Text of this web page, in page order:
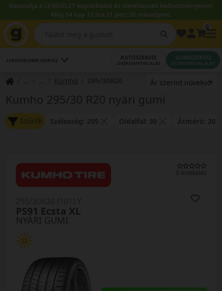
Használja a LENDÜLET kuponkódot és szereltessen kedvezményesen!
Még 54 nap 12 óra 21 perc 19 másodperc.
LEGKÖZELEBBI SZERVIZ AUTÓSZERVIZ
IDŐPONTFOGLALÁS
GUMISZERVIZ
IDŐPONTFOGLALÁS
Kumho
Kumho 295/30 R20 nyári gumi
Szűrők
0 értékelés
NYÁRI GUMI
PS91 Ecsta XL